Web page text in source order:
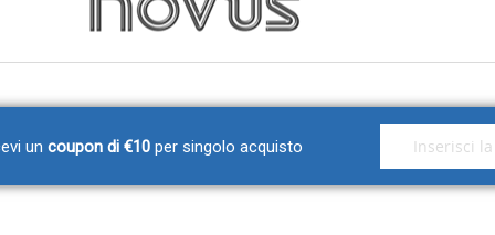
un coupon di €10 per singolo acquisto Iscriviti alla